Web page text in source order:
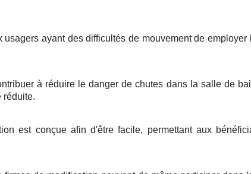
ayant des difficultés de mouvement de
à réduire le danger de chutes dans la salle de
réduite.
est conçue afin d'être facile, permettant aux